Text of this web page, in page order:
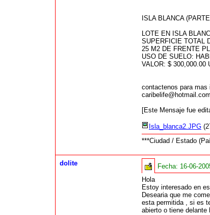
ISLA BLANCA
LOTE EN ISLA
SUPERFICIE TOTAL
25 M2 DE FRENTE
USO DE SUELO:
VALOR: $ 300,000.00
contactenos para mas
caribelife@hotmail.com
[Este Mensaje fue
Isla_blanca2.JPG
***Ciudad / Estado
dolite Fecha: 16-06-
Hola
Estoy interesado en
Desearia que me
esta permitida , si es
abierto o tiene delante